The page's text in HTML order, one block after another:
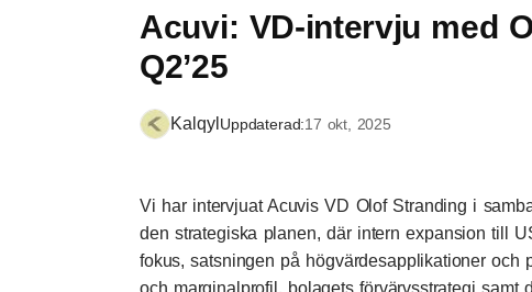
Acuvi: VD-intervju med
Q2’25
Kalqyl Uppdaterad:17 okt, 2025
Vi har intervjuat Acuvis VD Olof Stranding i
den strategiska planen, där intern expansion till
fokus, satsningen på högvärdesapplikationer och
och marginalprofil, bolagets förvärvsstrategi samt